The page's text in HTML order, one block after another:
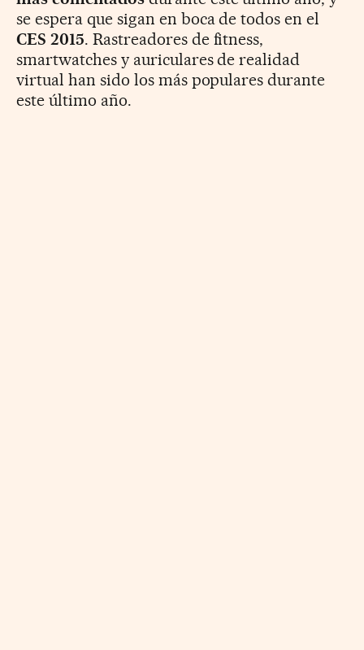
se espera que sigan en boca de todos en el
CES 2015. Rastreadores de fitness,
smartwatches y auriculares de realidad
virtual han sido los más populares durante
este último año.